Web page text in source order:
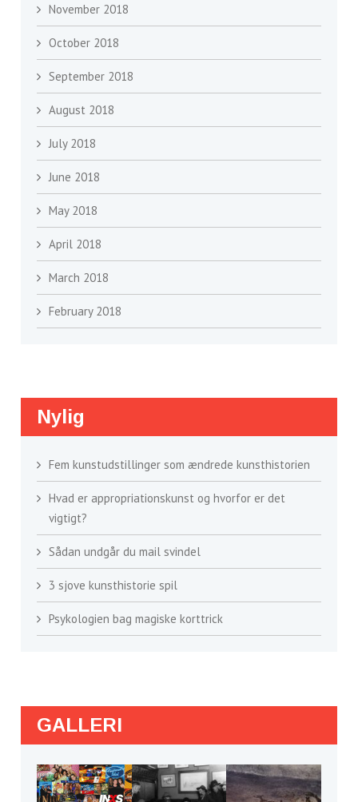
November 2018
October 2018
September 2018
August 2018
July 2018
June 2018
May 2018
April 2018
March 2018
February 2018
Nylig
Fem kunstudstillinger som ændrede kunsthistorien
Hvad er appropriationskunst og hvorfor er det
vigtigt?
Sådan undgår du mail svindel
3 sjove kunsthistorie spil
Psykologien bag magiske korttrick
GALLERI